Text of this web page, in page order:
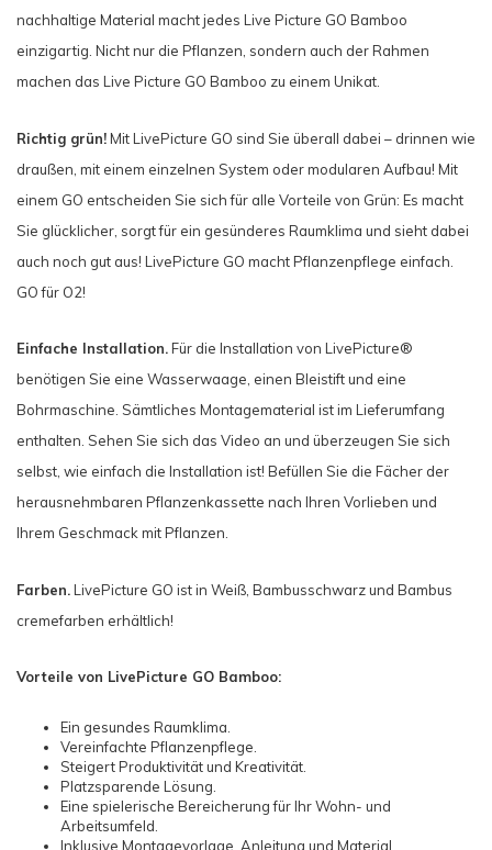
nachhaltige Material macht jedes Live Picture GO Bamboo
einzigartig. Nicht nur die Pflanzen, sondern auch der Rahmen
machen das Live Picture GO Bamboo zu einem Unikat.
Richtig grün!Mit LivePicture GO sind Sie überall dabei – drinnen wie
draußen, mit einem einzelnen System oder modularen Aufbau! Mit
einem GO entscheiden Sie sich für alle Vorteile von Grün: Es macht
Sie glücklicher, sorgt für ein gesünderes Raumklima und sieht dabei
auch noch gut aus! LivePicture GO macht Pflanzenpflege einfach.
GO für O2!
Einfache Installation.Für die Installation von LivePicture®
benötigen Sie eine Wasserwaage, einen Bleistift und eine
Bohrmaschine. Sämtliches Montagematerial ist im Lieferumfang
enthalten. Sehen Sie sich das Video an und überzeugen Sie sich
selbst, wie einfach die Installation ist! Befüllen Sie die Fächer der
herausnehmbaren Pflanzenkassette nach Ihren Vorlieben und
Ihrem Geschmack mit Pflanzen.
Farben.LivePicture GO ist in Weiß, Bambusschwarz und Bambus
cremefarben erhältlich!
Vorteile von LivePicture GO Bamboo:
Ein gesundes Raumklima.
Vereinfachte Pflanzenpflege.
Steigert Produktivität und Kreativität.
Platzsparende Lösung.
Eine spielerische Bereicherung für Ihr Wohn- und
Arbeitsumfeld.
Inklusive Montagevorlage, Anleitung und Material.